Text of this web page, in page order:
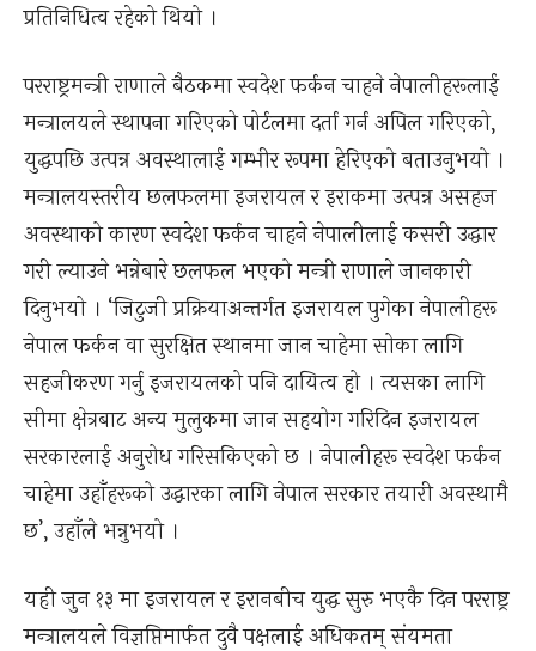
प्रतिनिधित्व रहेको थियो ।
परराष्ट्रमन्त्री राणाले बैठकमा स्वदेश फर्कन चाहने नेपालीहरूलाई
मन्त्रालयले स्थापना गरिएको पोर्टलमा दर्ता गर्न अपिल गरिएको,
युद्धपछि उत्पन्न अवस्थालाई गम्भीर रूपमा हेरिएको बताउनुभयो ।
मन्त्रालयस्तरीय छलफलमा इजरायल र इराकमा उत्पन्न असहज
अवस्थाको कारण स्वदेश फर्कन चाहने नेपालीलाई कसरी उद्धार
गरी ल्याउने भन्नेबारे छलफल भएको मन्त्री राणाले जानकारी
दिनुभयो । ‘जिटुजी प्रक्रियाअन्तर्गत इजरायल पुगेका नेपालीहरू
नेपाल फर्कन वा सुरक्षित स्थानमा जान चाहेमा सोका लागि
सहजीकरण गर्नु इजरायलको पनि दायित्व हो । त्यसका लागि
सीमा क्षेत्रबाट अन्य मुलुकमा जान सहयोग गरिदिन इजरायल
सरकारलाई अनुरोध गरिसकिएको छ । नेपालीहरू स्वदेश फर्कन
चाहेमा उहाँहरूको उद्धारका लागि नेपाल सरकार तयारी अवस्थामै
छ’, उहाँले भन्नुभयो ।
यही जुन १३ मा इजरायल र इरानबीच युद्ध सुरु भएकै दिन परराष्ट्र
मन्त्रालयले विज्ञप्तिमार्फत दुवै पक्षलाई अधिकतम् संयमता